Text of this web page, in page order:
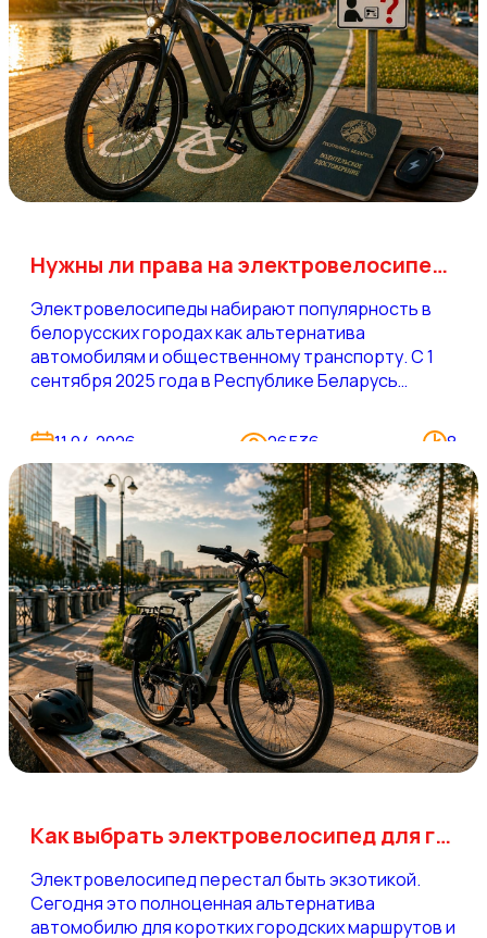
Нужны ли права на электровелосипед в Беларуси 2026
Электровелосипеды набирают популярность в
белорусских городах как альтернатива
автомобилям и общественному транспорту. С 1
сентября 2025 года в Республике Беларусь
движения, которые впервые детально
Указ Президента №295 от 04.08.2025 ввел
понятие "средства персональной мобильности" и
установил четкие требования к их эксплуатации.
Вопрос о том, нужны ли права на
электровелосипед в Беларуси, теперь имеет
однозначный ответ, который зависит от
технических характеристик вашего транспорта.
Разберемся в деталях законодательства 2026
года, критериях классификации и ситуациях,
когда водительское удостоверение
действительно необходимо.
11.04.2026 26536 8
Как выбрать электровелосипед для города и загородных поездок
Электровелосипед перестал быть экзотикой.
Сегодня это полноценная альтернатива
автомобилю для коротких городских маршрутов и